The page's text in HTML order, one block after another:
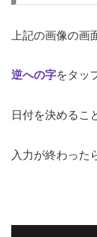
上記の画像の画
逆への字をタッ
日付を決めるこ
入力が終わった